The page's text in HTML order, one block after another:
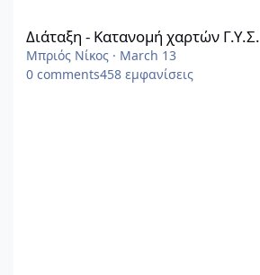
Διάταξη - Κατανομή χαρτών Γ.Υ.Σ.
Μπριός Νίκος · March 13
0 comments458 εμφανίσεις